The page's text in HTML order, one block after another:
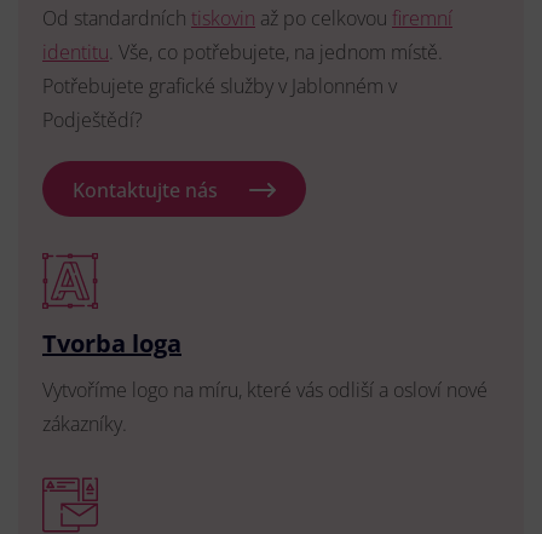
Od standardních tiskovin až po celkovou firemní
identitu. Vše, co potřebujete, na jednom místě.
Potřebujete grafické služby v Jablonném v
Podještědí?
Kontaktujte nás
Tvorba loga
Vytvoříme logo na míru, které vás odliší a osloví nové
zákazníky.